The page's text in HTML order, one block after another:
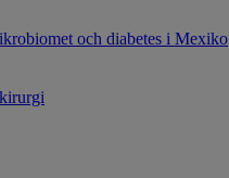
och diabetes i Mexiko